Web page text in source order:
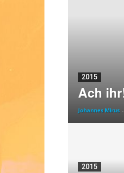
2015
Ach
Johannes Mirus -
2015